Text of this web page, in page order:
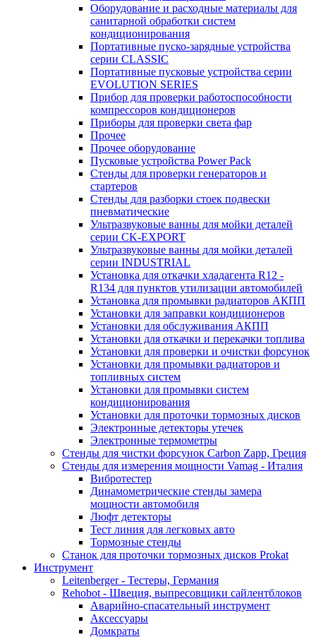
Оборудование и расходные материалы для
санитарной обработки систем
кондиционирования
Портативные пуско-зарядные устройства
серии CLASSIC
Портативные пусковые устройства серии
EVOLUTION SERIES
Прибор для проверки работоспособности
компрессоров кондиционеров
Приборы для проверки света фар
Прочее
Прочее оборудование
Пусковые устройства Power Pack
Стенды для проверки генераторов и
стартеров
Стенды для разборки стоек подвески
пневматические
Ультразвуковые ванны для мойки деталей
серии CK-EXPORT
Ультразвуковые ванны для мойки деталей
серии INDUSTRIAL
Установка для откачки хладагента R12 -
R134 для пунктов утилизации автомобилей
Установка для промывки радиаторов АКПП
Установки для заправки кондиционеров
Установки для обслуживания АКПП
Установки для откачки и перекачки топлива
Установки для проверки и очистки форсунок
Установки для промывки радиаторов и
топливных систем
Установки для промывки систем
кондиционирования
Установки для проточки тормозных дисков
Электронные детекторы утечек
Электронные термометры
Стенды для чистки форсунок Carbon Zapp, Греция
Стенды для измерения мощности Vamag - Италия
Вибротестер
Динамометрические стенды замера
мощности автомобиля
Люфт детекторы
Тест линия для легковых авто
Тормозные стенды
Станок для проточки тормозных дисков Prokat
Инструмент
Leitenberger - Тестеры, Германия
Rehobot - Швеция, выпресовщики сайлентблоков
Аварийно-спасательный инструмент
Аксессуары
Домкраты